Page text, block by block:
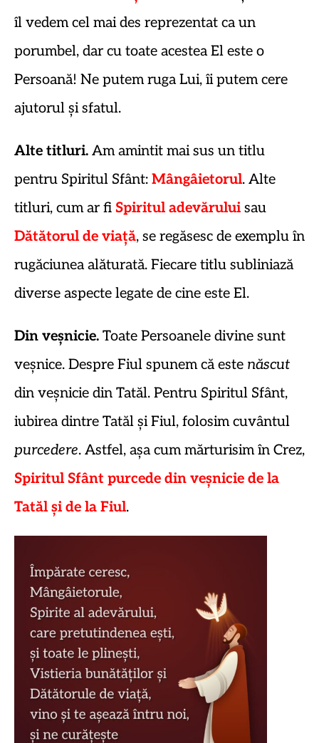
îl vedem cel mai des reprezentat ca un
porumbel, dar cu toate acestea El este o
Persoană! Ne putem ruga Lui, îi putem cere
ajutorul și sfatul.
Alte titluri. Am amintit mai sus un titlu
pentru Spiritul Sfânt: Mângâietorul. Alte
titluri, cum ar fi Spiritul adevărului sau
Dătătorul de viață, se regăsesc de exemplu în
rugăciunea alăturată. Fiecare titlu subliniază
diverse aspecte legate de cine este El.
Din veșnicie. Toate Persoanele divine sunt
veșnice. Despre Fiul spunem că este născut
din veșnicie din Tatăl. Pentru Spiritul Sfânt,
iubirea dintre Tatăl și Fiul, folosim cuvântul
purcedere. Astfel, așa cum mărturisim în Crez,
Spiritul Sfânt purcede din veșnicie de la
Tatăl și de la Fiul.